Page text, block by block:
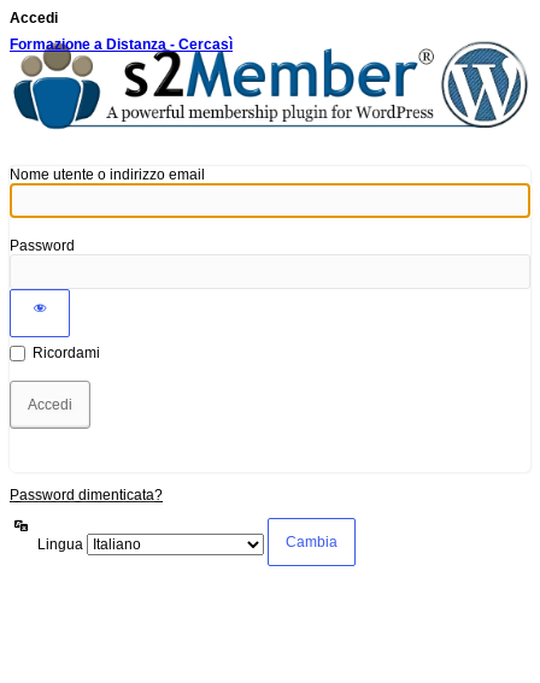
Accedi
Formazione a Distanza - Cercasì
Nome utente o indirizzo email
Password
Ricordami
Password dimenticata?
Lingua